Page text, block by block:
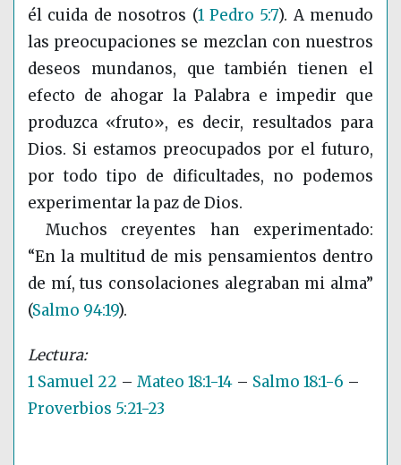
él cuida de nosotros (1 Pedro 5:7). A menudo
las preocupaciones se mezclan con nuestros
deseos mundanos, que también tienen el
efecto de ahogar la Palabra e impedir que
produzca «fruto», es decir, resultados para
Dios. Si estamos preocupados por el futuro,
por todo tipo de dificultades, no podemos
experimentar la paz de Dios.
Muchos creyentes han experimentado:
“En la multitud de mis pensamientos dentro
de mí, tus consolaciones alegraban mi alma”
(Salmo 94:19).
1 Samuel 22 – Mateo 18:1-14 – Salmo 18:1-6 –
Proverbios 5:21-23